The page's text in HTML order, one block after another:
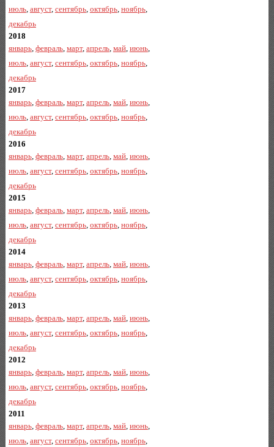
июль, август, сентябрь, октябрь, ноябрь,
декабрь
2018
январь, февраль, март, апрель, май, июнь,
июль, август, сентябрь, октябрь, ноябрь,
декабрь
2017
январь, февраль, март, апрель, май, июнь,
июль, август, сентябрь, октябрь, ноябрь,
декабрь
2016
январь, февраль, март, апрель, май, июнь,
июль, август, сентябрь, октябрь, ноябрь,
декабрь
2015
январь, февраль, март, апрель, май, июнь,
июль, август, сентябрь, октябрь, ноябрь,
декабрь
2014
январь, февраль, март, апрель, май, июнь,
июль, август, сентябрь, октябрь, ноябрь,
декабрь
2013
январь, февраль, март, апрель, май, июнь,
июль, август, сентябрь, октябрь, ноябрь,
декабрь
2012
январь, февраль, март, апрель, май, июнь,
июль, август, сентябрь, октябрь, ноябрь,
декабрь
2011
январь, февраль, март, апрель, май, июнь,
июль, август, сентябрь, октябрь, ноябрь,